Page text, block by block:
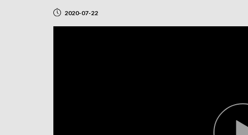
2020-07-22